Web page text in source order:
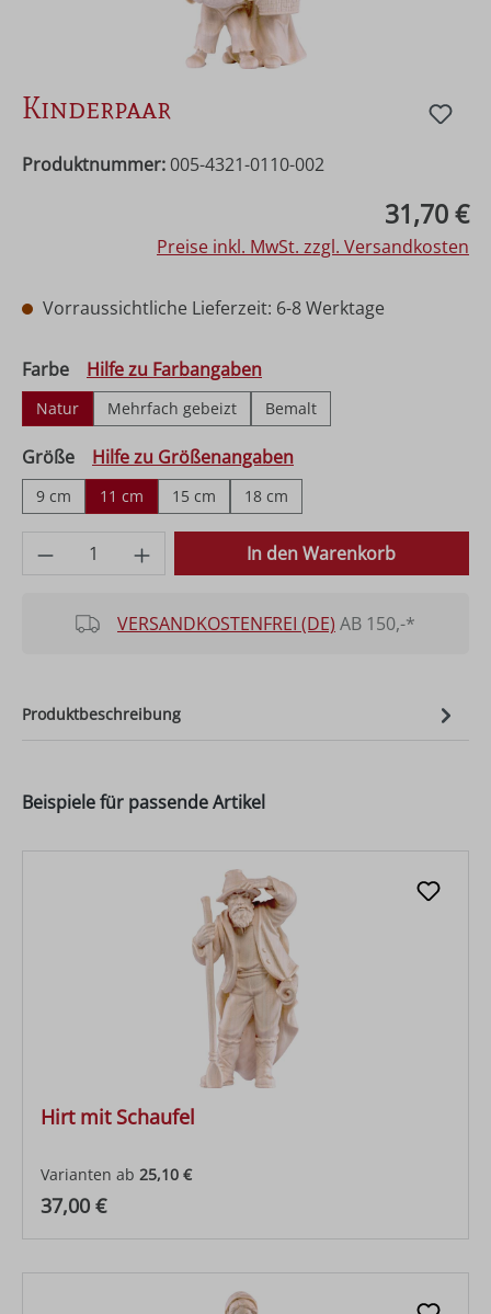
Kinderpaar
Produktnummer: 005-4321-0110-002
31,70 €
Preise inkl. MwSt. zzgl. Versandkosten
Vorraussichtliche Lieferzeit: 6-8 Werktage
Farbeauswählen
Hilfe zu Farbangaben
Natur Mehrfach gebeizt Bemalt
Größeauswählen
Hilfe zu Größenangaben
9 cm 11 cm 15 cm 18 cm
Produkt Anzahl: Gib den gewünschten
In den Warenkorb
VERSANDKOSTENFREI (DE) AB 150,-*
Produktbeschreibung
Beispiele für passende Artikel
Hirt mit Schaufel
Varianten ab 25,10 €
Regulärer Preis:
37,00 €